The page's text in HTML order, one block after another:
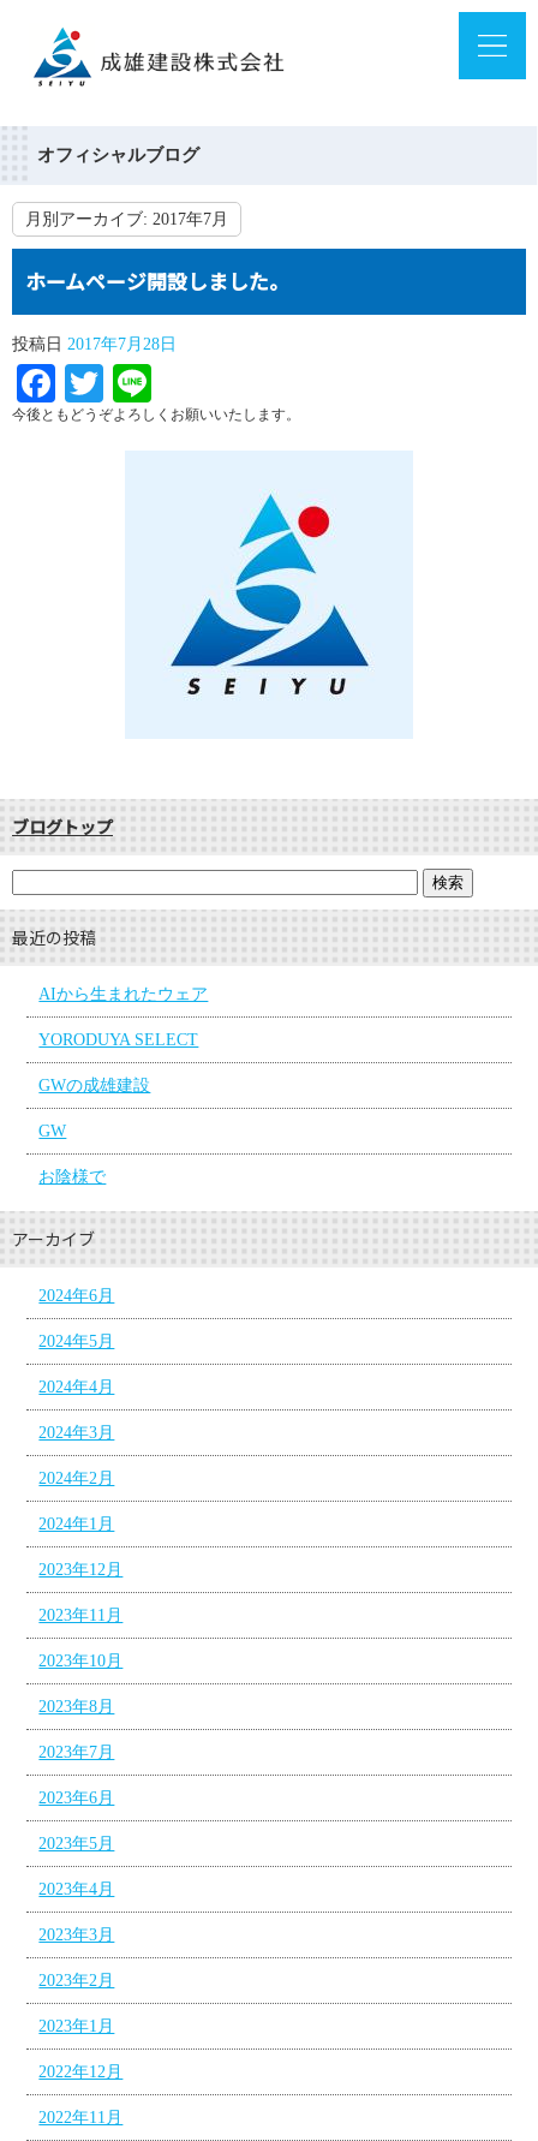
オフィシャルブログ
月別アーカイブ: 2017年7月
ホームページ開設しました。
投稿日 2017年7月28日
Facebook
Twitter
今後ともどうぞよろしくお願いいたします。
ブログトップ
最近の投稿
AIから生まれたウェア
YORODUYA SELECT
GWの成雄建設
GW
お陰様で
アーカイブ
2024年6月
2024年5月
2024年4月
2024年3月
2024年2月
2024年1月
2023年12月
2023年11月
2023年10月
2023年8月
2023年7月
2023年6月
2023年5月
2023年4月
2023年3月
2023年2月
2023年1月
2022年12月
2022年11月